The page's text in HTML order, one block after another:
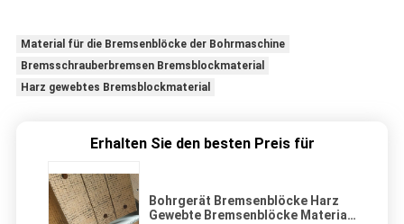
Material für die Bremsenblöcke der Bohrmaschine
Bremsschrauberbremsen Bremsblockmaterial
Harz gewebtes Bremsblockmaterial
Erhalten Sie den besten Preis für
Bohrgerät Bremsenblöcke Harz
Gewebte Bremsenblöcke Material